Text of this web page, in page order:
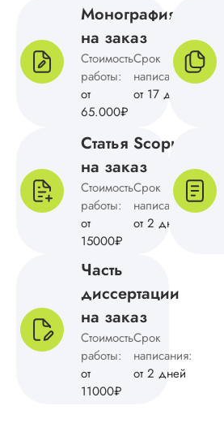
Монография
на заказ
Стоимость
работы:
от
65.000₽
Срок
написания:
от 17 дней
Статья Scopus
на заказ
Стоимость
работы:
от
15000₽
Срок
написания:
от 2 дней
Часть
диссертации
на заказ
Стоимость
работы:
от
11000₽
Срок
написания:
от 2 дней